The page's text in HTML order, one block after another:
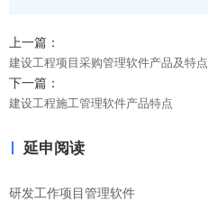
上一篇：
建设工程项目采购管理软件产品及特点
下一篇：
建设工程施工管理软件产品特点
延申阅读
研发工作项目管理软件